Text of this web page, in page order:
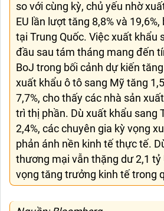
so với cùng kỳ, chủ yếu nhờ
EU lần lượt tăng 8,8% và
tại Trung Quốc. Việc xuất khẩu
đầu sau tám tháng mang đến
BoJ trong bối cảnh dự kiến
xuất khẩu ô tô sang Mỹ tăng
7,7%, cho thấy các nhà sản
trì thị phần. Dù xuất khẩu sang
2,4%, các chuyên gia kỳ vọng
phản ánh nền kinh tế thực tế.
thương mại vẫn thặng dư 2,1 tỷ
vọng tăng trưởng kinh tế trong